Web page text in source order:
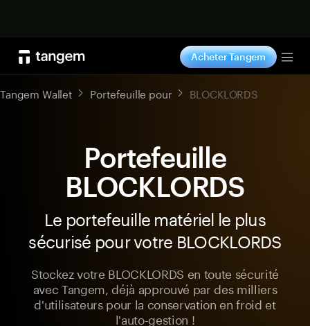
Acheter Tangem
Tangem Wallet Portefeuille pour BLOCKLORDS
Portefeuille
BLOCKLORDS
Le portefeuille matériel le plus
sécurisé pour votre BLOCKLORDS
Stockez votre BLOCKLORDS en toute sécurité
avec Tangem, déjà approuvé par des milliers
d'utilisateurs pour la conservation en froid et
l'auto-gestion !